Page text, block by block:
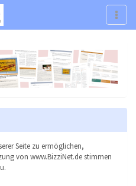
Seite zu ermöglichen,
von www.BizziNet.de stimmen